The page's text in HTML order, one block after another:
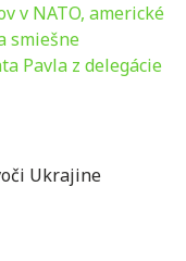
v NATO, americké
smiešne
Pavla z delegácie
Ukrajine